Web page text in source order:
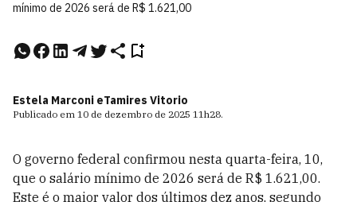
mínimo de 2026 será de R$ 1.621,00
Estela Marconi eTamires Vitorio
Publicado em 10 de dezembro de 2025 11h28.
O governo federal confirmou nesta quarta-feira, 10,
que o salário mínimo de 2026 será de R$ 1.621,00.
Este é o maior valor dos últimos dez anos, segundo